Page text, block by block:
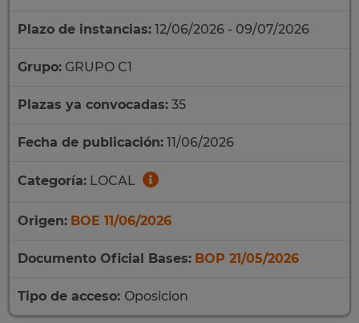
Plazo de instancias: 12/06/2026 - 09/07/2026
Grupo: GRUPO C1
Plazas ya convocadas: 35
Fecha de publicación: 11/06/2026
Categoría: LOCAL
Origen: BOE 11/06/2026
Documento Oficial Bases: BOP 21/05/2026
Tipo de acceso: Oposicion